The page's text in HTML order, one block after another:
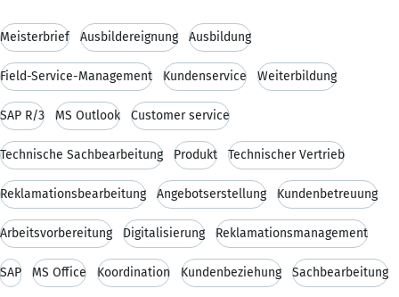
Meisterbrief Ausbildereignung Ausbildung
Field-Service-Management Kundenservice Weiterbildung
SAP R/3 MS Outlook Customer service
Technische Sachbearbeitung Produkt Technischer Vertrieb
Reklamationsbearbeitung Angebotserstellung Kundenbetreuung
Arbeitsvorbereitung Digitalisierung Reklamationsmanagement
SAP MS Office Koordination Kundenbeziehung Sachbearbeitung